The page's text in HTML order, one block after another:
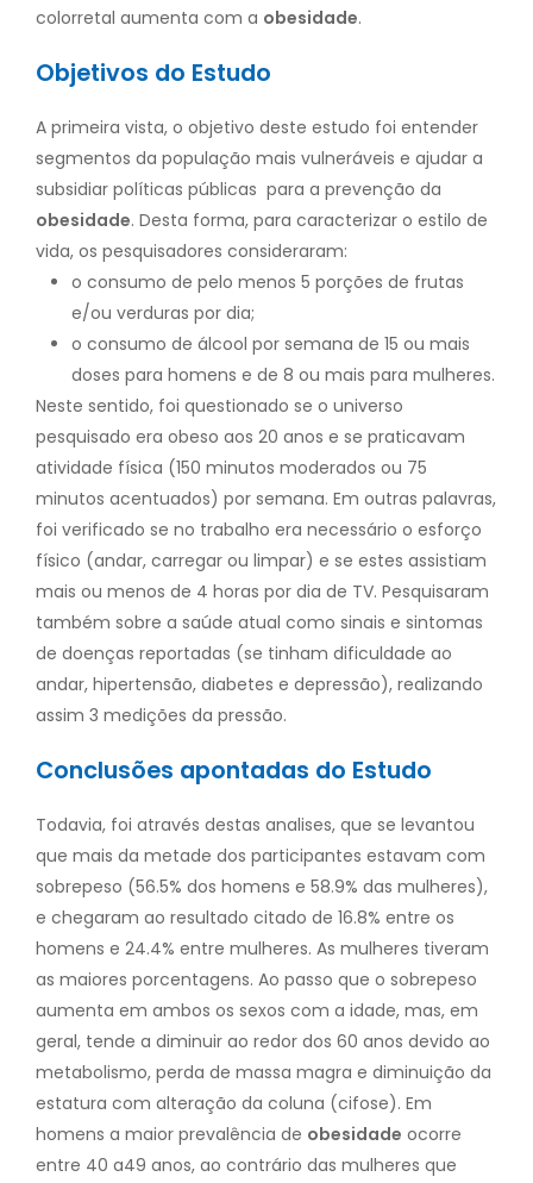
colorretal aumenta com a obesidade.
Objetivos do Estudo
A primeira vista, o objetivo deste estudo foi entender
segmentos da população mais vulneráveis e ajudar a
subsidiar políticas públicas para a prevenção da
obesidade. Desta forma, para caracterizar o estilo de
vida, os pesquisadores consideraram:
o consumo de pelo menos 5 porções de frutas
e/ou verduras por dia;
o consumo de álcool por semana de 15 ou mais
doses para homens e de 8 ou mais para mulheres.
Neste sentido, foi questionado se o universo
pesquisado era obeso aos 20 anos e se praticavam
atividade física (150 minutos moderados ou 75
minutos acentuados) por semana. Em outras palavras,
foi verificado se no trabalho era necessário o esforço
físico (andar, carregar ou limpar) e se estes assistiam
mais ou menos de 4 horas por dia de TV. Pesquisaram
também sobre a saúde atual como sinais e sintomas
de doenças reportadas (se tinham dificuldade ao
andar, hipertensão, diabetes e depressão), realizando
assim 3 medições da pressão.
Conclusões apontadas do Estudo
Todavia, foi através destas analises, que se levantou
que mais da metade dos participantes estavam com
sobrepeso (56.5% dos homens e 58.9% das mulheres),
e chegaram ao resultado citado de 16.8% entre os
homens e 24.4% entre mulheres. As mulheres tiveram
as maiores porcentagens. Ao passo que o sobrepeso
aumenta em ambos os sexos com a idade, mas, em
geral, tende a diminuir ao redor dos 60 anos devido ao
metabolismo, perda de massa magra e diminuição da
estatura com alteração da coluna (cifose). Em
homens a maior prevalência de obesidade ocorre
entre 40 a49 anos, ao contrário das mulheres que